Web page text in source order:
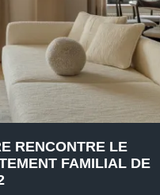
RENCONTRE LE
FAMILIAL DE